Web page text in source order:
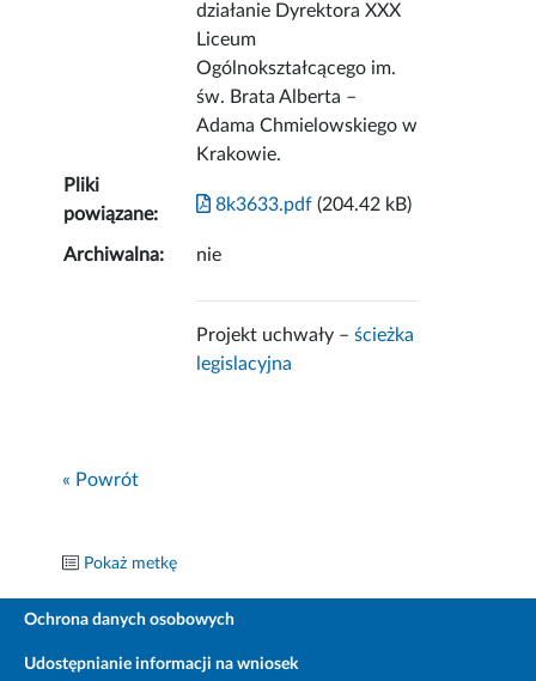
działanie Dyrektora XXX
Liceum
Ogólnokształcącego im.
św. Brata Alberta –
Adama Chmielowskiego w
Krakowie.
Pliki
powiązane:
8k3633.pdf (204.42 kB)
Archiwalna: nie
Projekt uchwały –ścieżka
legislacyjna
« Powrót
Pokaż metkę
Ochrona danych osobowych
Udostępnianie informacji na wniosek